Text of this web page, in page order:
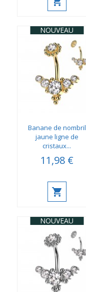
NOUVEAU
Banane de nombril
jaune ligne de
cristaux...
11,98 €
NOUVEAU